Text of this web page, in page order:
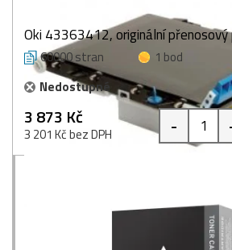
Oki 43363412, originální
60000 stran
1 bod
Nedostupné
3 873 Kč
3 201 Kč bez DPH -